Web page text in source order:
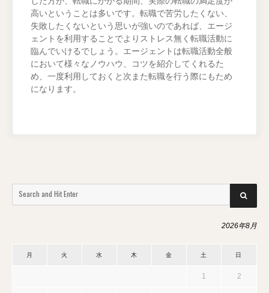
高いということは多いです。転職で苦労したくない、
失敗したくないという思いが強いのであれば、エージ
ェントを利用することでよりストレス無く転職活動に
臨んでいけるでしょう。エージェントは転職活動全般
において様々なノウハウ、コツを紹介してくれるた
め、一度利用しておくと次また転職を行う際にもため
になります。
for:
SEARCH
2026年8月
月 火 水 木 金 土 日
1 2